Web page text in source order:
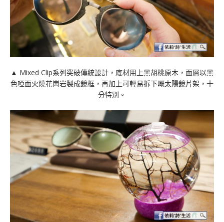
▲ Mixed Clip系列突破傳統設計，底材⽤上⿊胡桃原⽊，⾯層以⿊
⾊啞⾯火燒花崗岩製成鏡框，再加上可輕易拆下嘅太陽鏡片架，十
分特別。